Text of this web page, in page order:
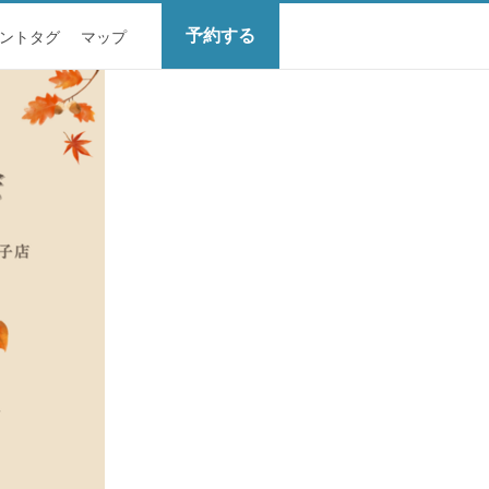
トタグ マップ 予約する